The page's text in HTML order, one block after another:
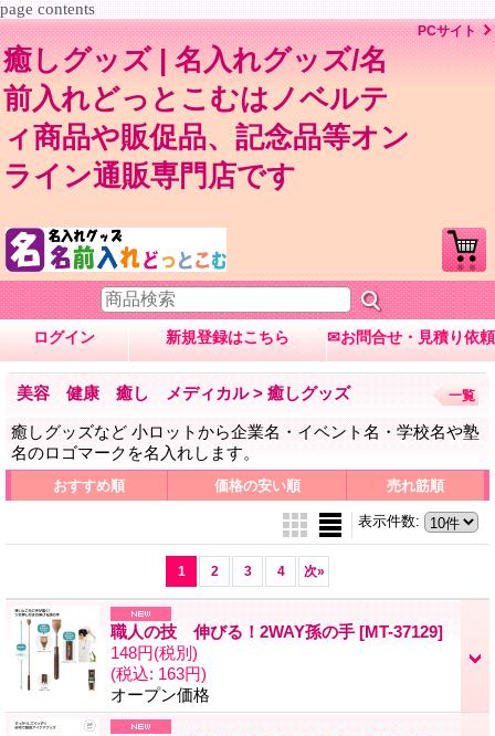
page contents
癒しグッズ | 名入れグッズ/名
前入れどっとこむはノベルテ
ィ商品や販促品、記念品等オン
ライン通販専門店です
PCサイト
ログイン 新規登録はこちら ✉お問合せ・見積り依頼
美容 健康 癒し メディカル > 癒しグッズ
癒しグッズなど 小ロットから企業名・イベント名・学校名や塾
名のロゴマークを名入れします。
一覧
おすすめ順 価格の安い順 売れ筋順
表示件数:
1 2 3 4 次»
職人の技 伸びる！2WAY孫の手[MT-37129]
148円(税別)
(税込: 163円)
オープン価格